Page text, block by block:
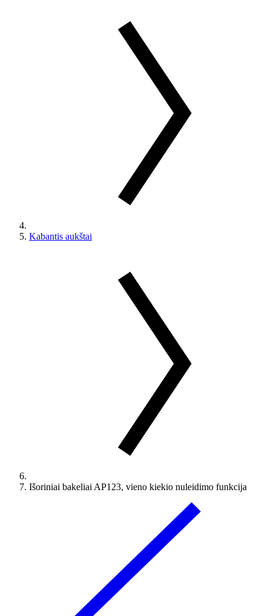
Kabantis aukštai
Išoriniai bakeliai AP123, vieno kiekio nuleidimo funkcija